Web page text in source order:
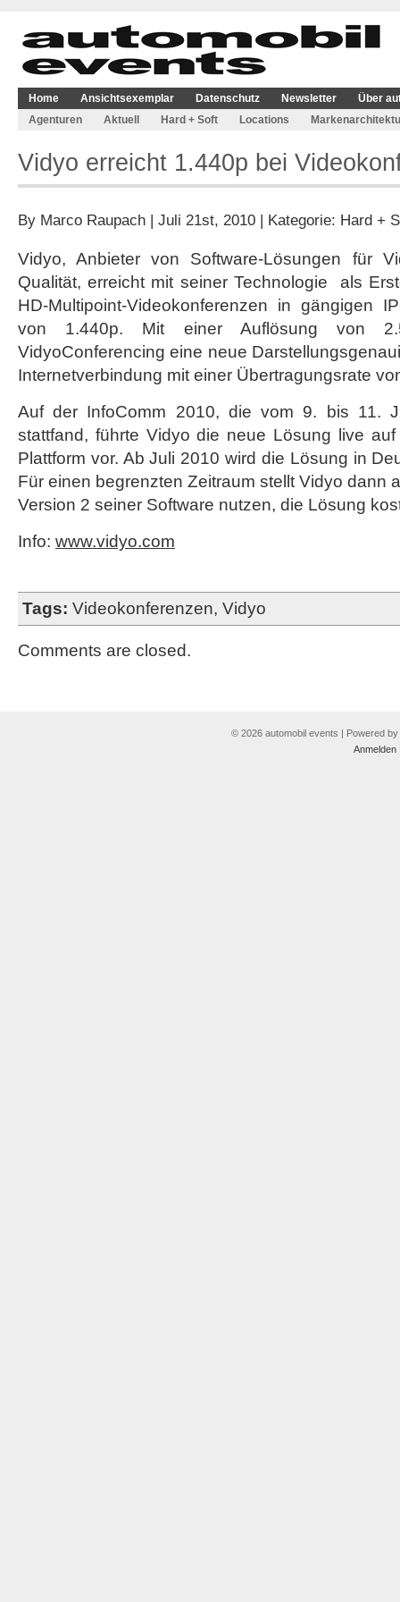
Home Ansichtsexemplar Datenschutz Newsletter
Über
Agenturen
Aktuell Hard + Soft Locations
Vidyo erreicht 1.440p bei
By Marco Raupach | Juli 21st, 2010 | Kategorie: Hard +
Vidyo, Anbieter von Software-Lösungen für
Qualität, erreicht mit seiner Technologie als
HD-Multipoint-Videokonferenzen in gängigen
von 1.440p. Mit einer Auflösung von
VidyoConferencing eine neue
Internetverbindung mit einer Übertragungsrate
Auf der InfoComm 2010, die vom 9. bis 11.
stattfand, führte Vidyo die neue Lösung live
Plattform vor. Ab Juli 2010 wird die Lösung in
Für einen begrenzten Zeitraum stellt Vidyo dann
Version 2 seiner Software nutzen, die Lösung
Info: www.vidyo.com
Tags: Videokonferenzen, Vidyo
Comments are closed.
© 2026 automobil events | Powered by
Anmelden|